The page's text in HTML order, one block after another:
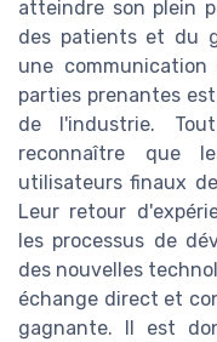
atteindre son plein
des patients et du
une
parties prenantes
de l'industrie.
reconnaître que
utilisateurs finaux
Leur retour
les processus de
des nouvelles
échange direct et
gagnante. Il est